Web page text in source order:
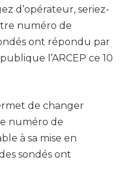
d’opérateur, seriez-
numéro de
ont répondu par
l’ARCEP ce 10
de changer
numéro de
à sa mise en
sondés ont